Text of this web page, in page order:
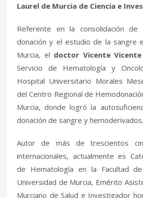
Laurel de Murcia de Ciencia e
Referente en la consolidación
donación y el estudio de la sangre
Murcia, el doctor Vicente Vicente
Servicio de Hematología y
Hospital Universitario Morales
del Centro Regional de
Murcia, donde logró la
donación de sangre y hemoderivados.
Autor de más de trescientos
internacionales, actualmente es
de Hematología en la Facultad
Universidad de Murcia, Emérito
Murciano de Salud e Investigador